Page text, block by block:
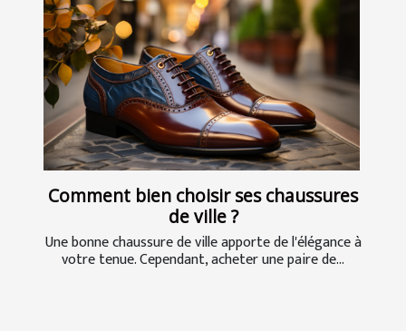
Comment bien choisir ses chaussures
de ville ?
Une bonne chaussure de ville apporte de l'élégance à
votre tenue. Cependant, acheter une paire de...